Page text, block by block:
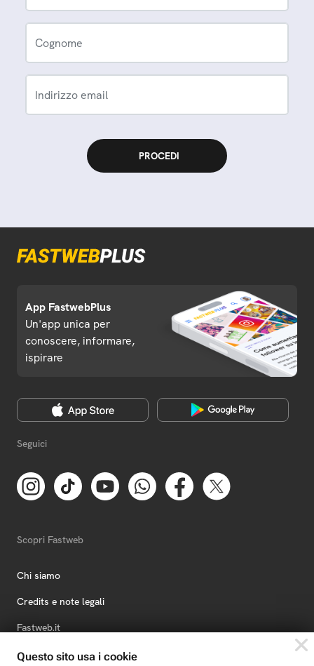
Cognome
Indirizzo email
App FastwebPlus
Un'app unica per
conoscere, informare,
ispirare
Seguici
Scopri Fastweb
Chi siamo
Credits e note legali
Fastweb.it
Formazione